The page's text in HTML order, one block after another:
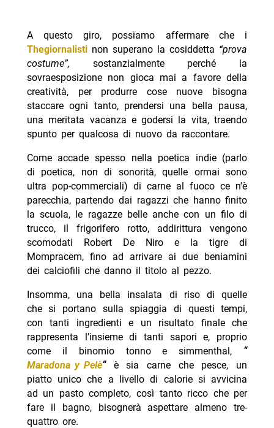
A questo giro, possiamo affermare che i
Thegiornalistinon superano la cosiddetta “prova
costume”, sostanzialmente perché la
sovraesposizione non gioca mai a favore della
creatività, per produrre cose nuove bisogna
staccare ogni tanto, prendersi una bella pausa,
una meritata vacanza e godersi la vita, traendo
spunto per qualcosa di nuovo da raccontare.
Come accade spesso nella poetica indie (parlo
di poetica, non di sonorità, quelle ormai sono
ultra pop-commerciali) di carne al fuoco ce n’è
parecchia, partendo dai ragazzi che hanno finito
la scuola, le ragazze belle anche con un filo di
trucco, il frigorifero rotto, addirittura vengono
scomodati Robert De Niro e la tigre di
Mompracem, fino ad arrivare ai due beniamini
dei calciofili che danno il titolo al pezzo.
Insomma, una bella insalata di riso di quelle
che si portano sulla spiaggia di questi tempi,
con tanti ingredienti e un risultato finale che
rappresenta l’insieme di tanti sapori e, proprio
come il binomio tonno e simmenthal, “
Maradona y Pelè“
è sia carne che pesce, un
piatto unico che a livello di calorie si avvicina
ad un pasto completo, così tanto ricco che per
fare il bagno, bisognerà aspettare almeno tre-
quattro ore.